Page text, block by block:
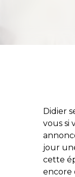
Didier
vous si
jour
cette
encore